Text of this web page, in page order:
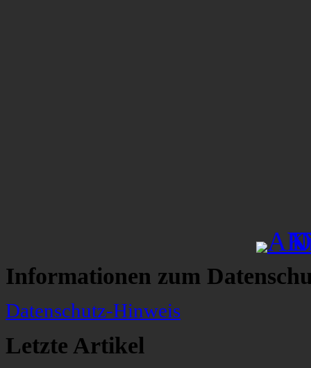
Informationen zum
Datenschutz-Hinweis
Letzte Artikel